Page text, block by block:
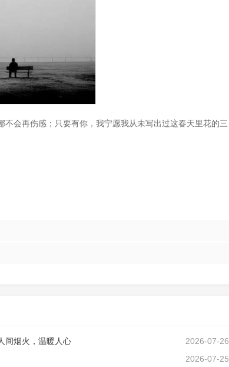
会再伤感；只要有你，我宁愿我从未写出过这春天里花的三
2026-07-26
间烟火，温暖人心
2026-07-25